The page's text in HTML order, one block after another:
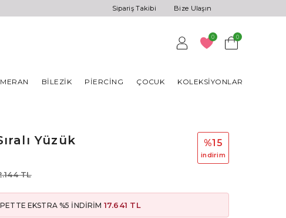
Sipariş Takibi Bize Ulaşın
0 0
BILEZIK PIERCING ÇOCUK KOLEKSIYONLAR
Yüzük
TL
%15
i̇ndi̇ri̇m
EKSTRA %5 İNDİRİM 17.641 TL